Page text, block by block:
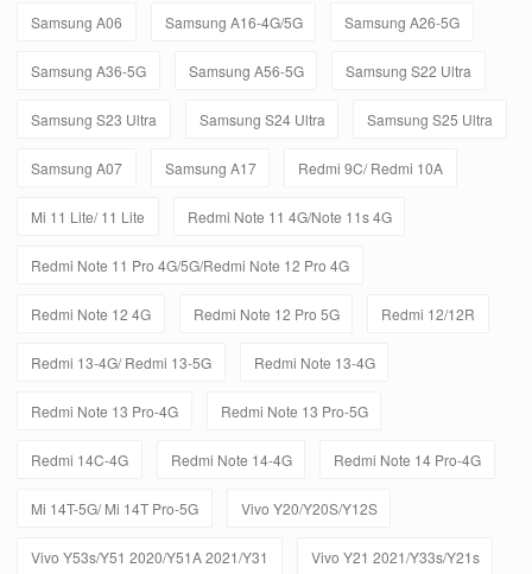
Samsung A06 Samsung A16-4G/5G Samsung A26-5G
Samsung A36-5G Samsung A56-5G Samsung S22 Ultra
Samsung S23 Ultra Samsung S24 Ultra Samsung S25 Ultra
Samsung A07 Samsung A17 Redmi 9C/ Redmi 10A
Mi 11 Lite/ 11 Lite Redmi Note 11 4G/Note 11s 4G
Redmi Note 11 Pro 4G/5G/Redmi Note 12 Pro 4G
Redmi Note 12 4G Redmi Note 12 Pro 5G Redmi 12/12R
Redmi 13-4G/ Redmi 13-5G Redmi Note 13-4G
Redmi Note 13 Pro-4G Redmi Note 13 Pro-5G
Redmi 14C-4G Redmi Note 14-4G Redmi Note 14 Pro-4G
Mi 14T-5G/ Mi 14T Pro-5G Vivo Y20/Y20S/Y12S
Vivo Y53s/Y51 2020/Y51A 2021/Y31 Vivo Y21 2021/Y33s/Y21s